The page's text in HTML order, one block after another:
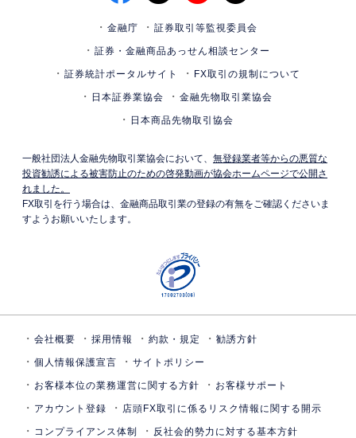
金融庁 証券取引等監視委員会
証券・金融商品あっせん相談センター
証券統計ポータルサイト FX取引の規制について
日本証券業協会 金融先物取引業協会
日本商品先物取引協会
一般社団法人金融先物取引業協会において、 無登録業者等からの悪質な
投資勧誘による被害防止のための啓発動画が協会ホームページで公開さ
れました。
FX取引を行う場合は、金融商品取引業の登録の有無をご確認くださいま
すようお願いいたします。
会社概要 採用情報 約款・規定 勧誘方針
個人情報保護宣言 サイトポリシー
お客様本位の業務運営に関する方針 お客様サポート
アカウント登録 店頭FX取引に係るリスク情報に関する開示
コンプライアンス体制 反社会的勢力に対する基本方針